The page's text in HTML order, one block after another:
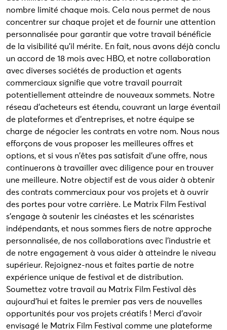
nombre limité chaque mois. Cela nous permet de nous
concentrer sur chaque projet et de fournir une attention
personnalisée pour garantir que votre travail bénéficie
de la visibilité qu'il mérite. En fait, nous avons déjà conclu
un accord de 18 mois avec HBO, et notre collaboration
avec diverses sociétés de production et agents
commerciaux signifie que votre travail pourrait
potentiellement atteindre de nouveaux sommets. Notre
réseau d'acheteurs est étendu, couvrant un large éventail
de plateformes et d'entreprises, et notre équipe se
charge de négocier les contrats en votre nom. Nous nous
efforçons de vous proposer les meilleures offres et
options, et si vous n'êtes pas satisfait d'une offre, nous
continuerons à travailler avec diligence pour en trouver
une meilleure. Notre objectif est de vous aider à obtenir
des contrats commerciaux pour vos projets et à ouvrir
des portes pour votre carrière. Le Matrix Film Festival
s'engage à soutenir les cinéastes et les scénaristes
indépendants, et nous sommes fiers de notre approche
personnalisée, de nos collaborations avec l'industrie et
de notre engagement à vous aider à atteindre le niveau
supérieur. Rejoignez-nous et faites partie de notre
expérience unique de festival et de distribution.
Soumettez votre travail au Matrix Film Festival dès
aujourd'hui et faites le premier pas vers de nouvelles
opportunités pour vos projets créatifs ! Merci d'avoir
envisagé le Matrix Film Festival comme une plateforme